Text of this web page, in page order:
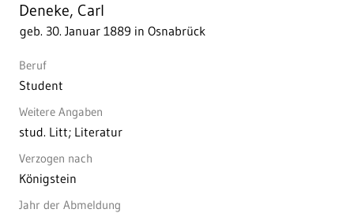
Deneke, Carl
geb. 30. Januar 1889 in Osnabrück
Beruf
Student
Weitere Angaben
stud. Litt; Literatur
Verzogen nach
Königstein
Jahr der Abmeldung